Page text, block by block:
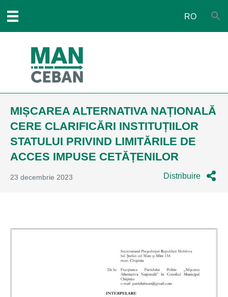
RO
MIȘCAREA ALTERNATIVA NAȚIONALĂ
CERE CLARIFICĂRI INSTITUȚIILOR
STATULUI PRIVIND LIMITĂRILE DE
ACCES IMPUSE CETĂȚENILOR
23 decembrie 2023 Distribuire